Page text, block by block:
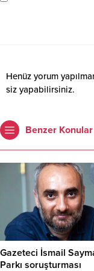
Henüz yorum
siz yapabilirsiniz.
Benzer Konular
Gazeteci İsmail
Parkı soruşturması